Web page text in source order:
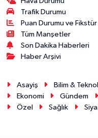
Trafik Durumu
Puan Durumu ve Fikstür
Tüm Manşetler
Son Dakika Haberleri
Haber Arşivi
Asayiş Bilim &
Ekonomi
Gündem
Özel
Sağlık